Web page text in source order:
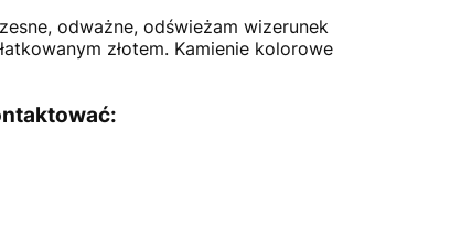
odważne, odświeżam wizerunek
złotem. Kamienie kolorowe